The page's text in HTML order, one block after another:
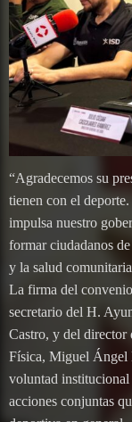
“Agradecemos su
tienen con el
impulsa nuestro
formar ciudadanos
y la salud
La firma del
secretario del H.
Castro, y del
Física, Miguel Ángel
voluntad institucional
acciones conjuntas